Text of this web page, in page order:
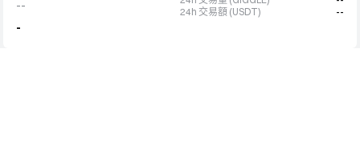
--
-
24h 交易額 (USDT)
--